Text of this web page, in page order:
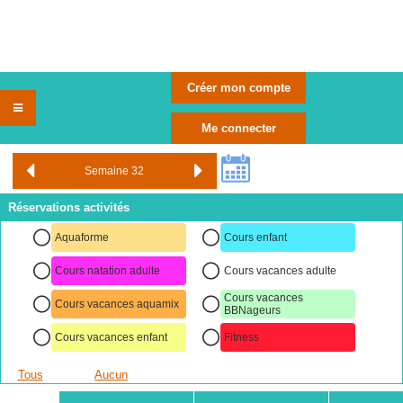
Réservations activités
Aquaforme Cours enfant
Cours natation adulte Cours vacances adulte
Cours vacances aquamix
Cours vacances
BBNageurs
Cours vacances enfant Fitness
Tous Aucun